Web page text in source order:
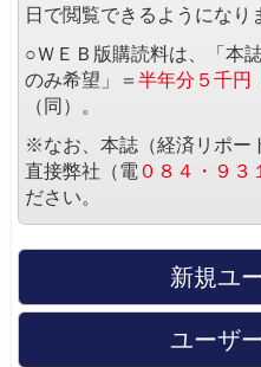
日で閲覧できるようになり
○ＷＥＢ版購読料は、「本
のみ希望」＝ 半年分５千円
（同）。
※なお、本誌（経済リポー
直接弊社（電 ０８４・９３
ださい。
新規ユ
ユーザ